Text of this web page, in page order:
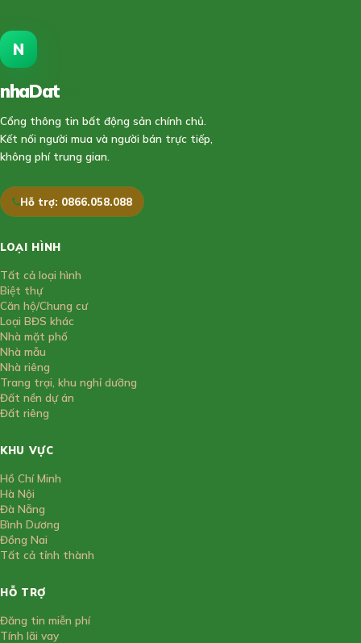
N
nhaDat
Cổng thông tin bất động sản chính chủ.
Kết nối người mua và người bán trực tiếp,
không phí trung gian.
Hỗ trợ: 0866.058.088
LOẠI HÌNH
Tất cả loại hình
Biệt thự
Căn hộ/Chung cư
Loại BĐS khác
Nhà mặt phố
Nhà mẫu
Nhà riêng
Trang trại, khu nghỉ dưỡng
Đất nền dự án
Đất riêng
KHU VỰC
Hồ Chí Minh
Hà Nội
Đà Nẵng
Bình Dương
Đồng Nai
Tất cả tỉnh thành
HỖ TRỢ
Đăng tin miễn phí
Tính lãi vay